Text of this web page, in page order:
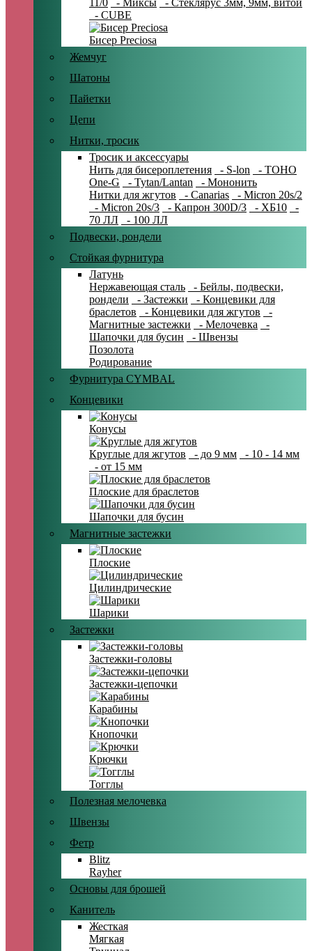
11/0
- Миксы
- Стеклярус 3мм, 9мм, витой
- CUBE
Бисер Preciosa
Жемчуг
Шатоны
Пайетки
Цепи
Нитки, тросик
Тросик и аксессуары
Нить для бисероплетения
- S-lon
- TOHO
One-G
- Tytan/Lantan
- Мононить
Нитки для жгутов
- Canarias
- Micron 20s/2
- Micron 20s/3
- Капрон 300D/3 - ХБ10
-
70 ЛЛ
- 100 ЛЛ
Подвески, рондели
Стойкая фурнитура
Латунь
Нержавеющая сталь
- Бейлы, подвески,
рондели
- Застежки
- Концевики для
браслетов
- Концевики для жгутов
-
Магнитные застежки
- Мелочевка
-
Шапочки для бусин
- Швензы
Позолота
Родирование
Фурнитура CYMBAL
Концевики
Конусы
Круглые для жгутов - до 9 мм
- 10 - 14 мм
- от 15 мм
Плоские для браслетов
Шапочки для бусин
Магнитные застежки
Плоские
Цилиндрические
Шарики
Застежки
Застежки-головы
Застежки-цепочки
Карабины
Кнопочки
Крючки
Тогглы
Полезная мелочевка
Швензы
Фетр
Blitz
Rayher
Основы для брошей
Канитель
Жесткая
Мягкая